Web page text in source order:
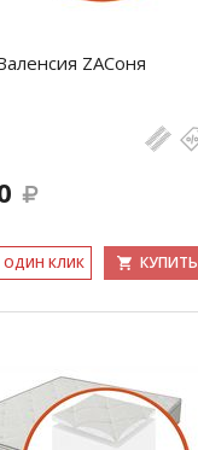
ZAСоня
ОДИН КЛИК КУПИТЬ